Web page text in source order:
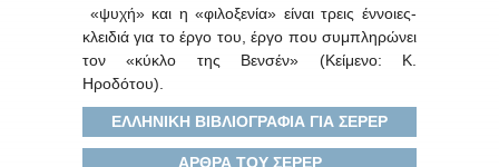
«ψυχή» και η «φιλοξενία» είναι τρεις έννοιες-
κλειδιά για το έργο του, έργο που συμπληρώνει
τον «κύκλο της Βενσέν» (Κείμενο: Κ.
Ηροδότου).
ΕΛΛΗΝΙΚΗ ΒΙΒΛΙΟΓΡΑΦΙΑ ΓΙΑ ΣΕΡΕΡ
ΑΡΘΡΑ ΤΟΥ ΣΕΡΕΡ